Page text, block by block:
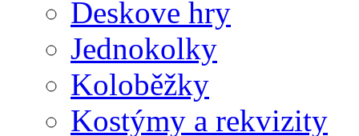
Deskove hry
Jednokolky
Koloběžky
Kostýmy a rekvizity